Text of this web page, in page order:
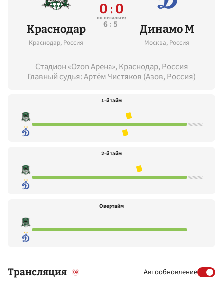
Краснодар
Краснодар, Россия
0 : 0
по пенальти:
6:5 Динамо М
Москва, Россия
Стадион «Ozon Арена», Краснодар, Россия
Главный судья: Артём Чистяков (Азов, Россия)
1-й тайм
2-й тайм
Овертайм
Трансляция Автообновление